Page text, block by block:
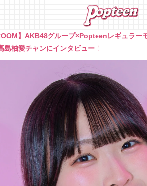
】AKB48グループ×Popteenレギュラー
島柚愛チャンにインタビュー！